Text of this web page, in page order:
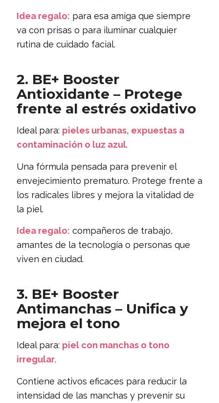
Idea regalo: para esa amiga que siempre
va con prisas o para iluminar cualquier
rutina de cuidado facial.
2. BE+ Booster
Antioxidante – Protege
frente al estrés oxidativo
Ideal para: pieles urbanas, expuestas a
contaminación o luz azul.
Una fórmula pensada para prevenir el
envejecimiento prematuro. Protege frente a
los radicales libres y mejora la vitalidad de
la piel.
Idea regalo: compañeros de trabajo,
amantes de la tecnología o personas que
viven en ciudad.
3. BE+ Booster
Antimanchas – Unifica y
mejora el tono
Ideal para: piel con manchas o tono
irregular.
Contiene activos eficaces para reducir la
intensidad de las manchas y prevenir su